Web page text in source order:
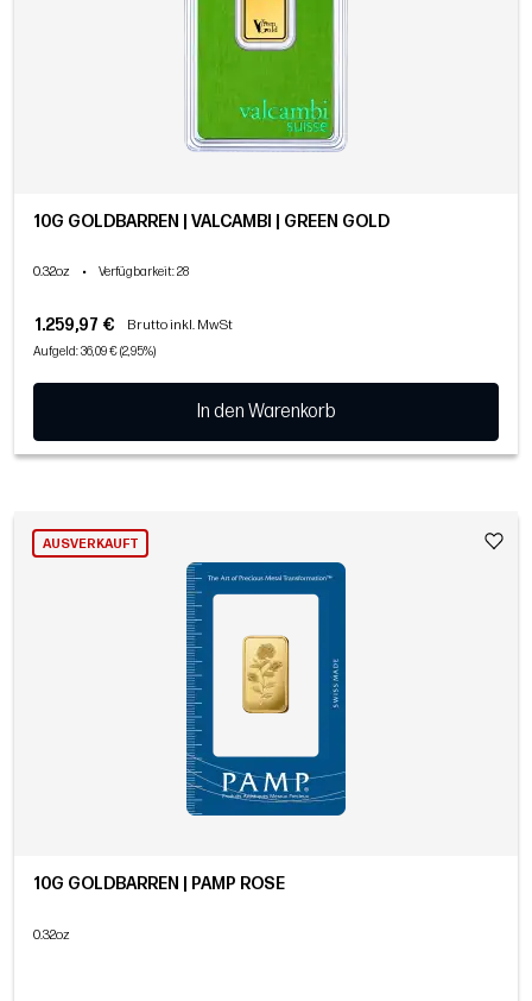
10G GOLDBARREN | VALCAMBI | GREEN GOLD
0.32oz • Verfügbarkeit: 28
1.259,97 € Brutto inkl. MwSt
Aufgeld: 36,09 € (2,95%)
In den Warenkorb
AUSVERKAUFT
10G GOLDBARREN | PAMP ROSE
0.32oz